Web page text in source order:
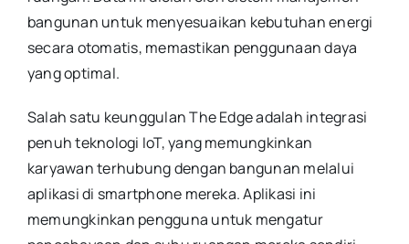
bangunan untuk menyesuaikan kebutuhan energi
secara otomatis, memastikan penggunaan daya
yang optimal.
Salah satu keunggulan The Edge adalah integrasi
penuh teknologi IoT, yang memungkinkan
karyawan terhubung dengan bangunan melalui
aplikasi di smartphone mereka. Aplikasi ini
memungkinkan pengguna untuk mengatur